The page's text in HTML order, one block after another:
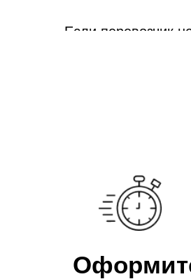
Если перевозчик